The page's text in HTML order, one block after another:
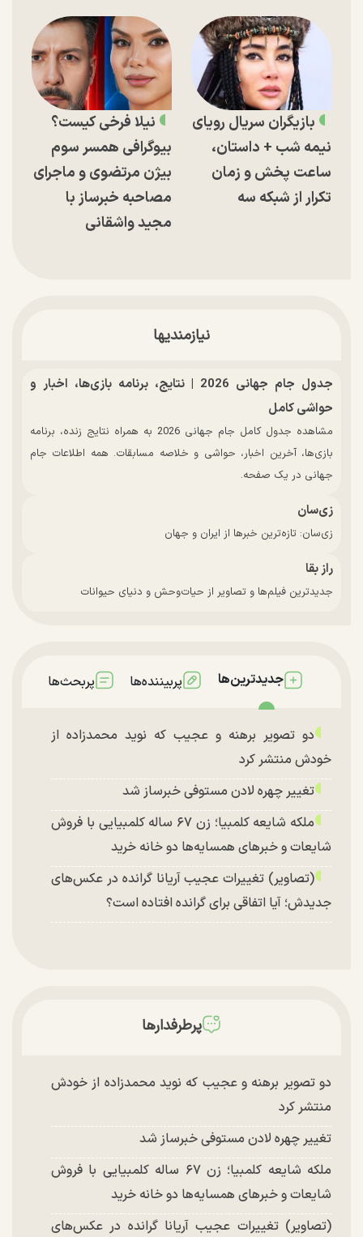
بازیگران سریال رویای
نیمه شب + داستان،
ساعت پخش و زمان
تکرار از شبکه سه
نیلا فرخی کیست؟
بیوگرافی همسر سوم
بیژن مرتضوی و ماجرای
مصاحبه خبرساز با
مجید واشقانی
نیازمندیها
جدول جام جهانی 2026 | نتایج، برنامه بازی‌ها، اخبار و
حواشی کامل
مشاهده جدول کامل جام جهانی 2026 به همراه نتایج زنده، برنامه
بازی‌ها، آخرین اخبار، حواشی و خلاصه مسابقات. همه اطلاعات جام
جهانی در یک صفحه.
زی‌سان
زی‌سان: تازه‌ترین خبرها از ایران و جهان
راز بقا
جدیدترین فیلم‌ها و تصاویر از حیات‌وحش و دنیای حیوانات
جدیدترین‌ها پربیننده‌ها پربحث‌ها
دو تصویر برهنه و عجیب که نوید محمدزاده از
خودش منتشر کرد
تغییر چهره لادن مستوفی خبرساز شد
ملکه شایعه کلمبیا؛ زن ۶۷ ساله کلمبیایی با فروش
شایعات و خبر‌های همسایه‌ها دو خانه خرید
(تصاویر) تغییرات عجیب آریانا گرانده در عکس‌های
جدیدش؛ آیا اتفاقی برای گرانده افتاده است؟
پرطرفدارها
دو تصویر برهنه و عجیب که نوید محمدزاده از خودش
منتشر کرد
تغییر چهره لادن مستوفی خبرساز شد
ملکه شایعه کلمبیا؛ زن ۶۷ ساله کلمبیایی با فروش
شایعات و خبر‌های همسایه‌ها دو خانه خرید
(تصاویر) تغییرات عجیب آریانا گرانده در عکس‌های